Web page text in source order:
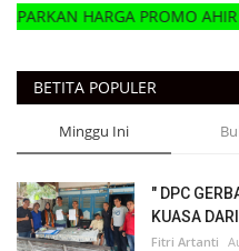
HARGA PROMO AHIR
BETITA POPULER
Minggu Ini
" DPC
KUASA
Fitri Artanti